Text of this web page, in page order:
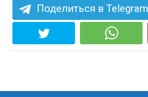
Поделиться в Telegram